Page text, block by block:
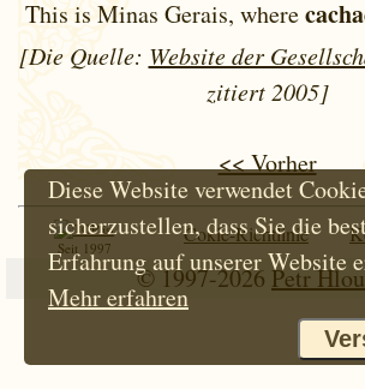
This is Minas Gerais, where
[Die Quelle: Website der
zitiert 2005]
<< Vorher
Seit 1997
Cokie-Richtlinie
© 1997-2026 Petr
Diese Website verwendet
sicherzustellen, dass Sie die
Erfahrung auf unserer Website
Mehr erfahren